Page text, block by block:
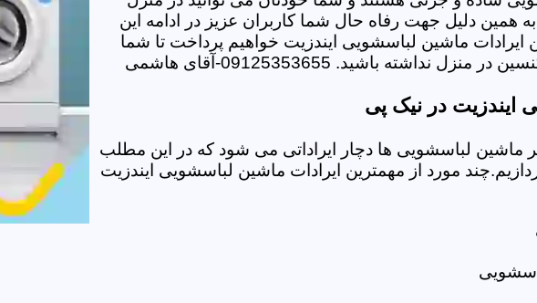
همین دلیل جهت رفاه حال شما کاربران عزیز در ادامه این
ماشین لباسشویی ایندزیت خواهیم پرداخت تا شما
باشید. 09125353655-آقای هاشمی
ایندزیت در نیک پی
ماشین لباسشویی ها دچار ایراداتی می شود که در این مطلب
مورد از مهمترین ایرادات ماشین لباسشویی ایندزیت